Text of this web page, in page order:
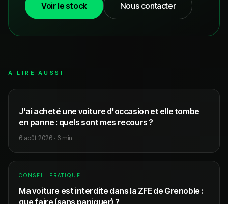
Voir le stock Nous contacter
À LIRE AUSSI
J'ai acheté une voiture d'occasion et elle tombe
en panne : quels sont mes recours ?
6 août 2026 · 6 min
CONSEIL PRATIQUE
Ma voiture est interdite dans la ZFE de Grenoble :
que faire (sans paniquer) ?